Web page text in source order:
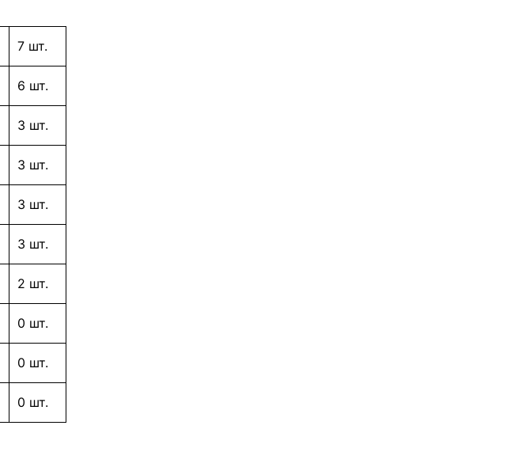
7 шт.
6 шт.
3 шт.
3 шт.
3 шт.
3 шт.
2 шт.
0 шт.
0 шт.
0 шт.